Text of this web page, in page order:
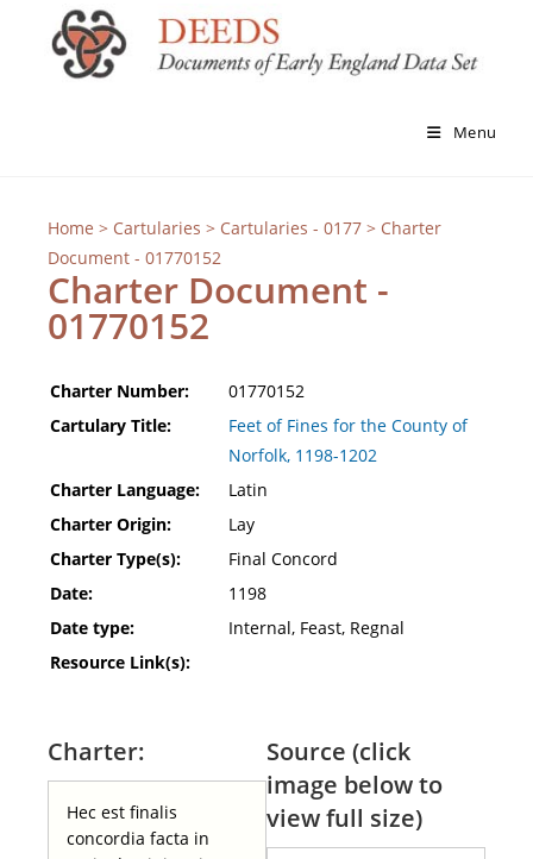
Menu
Home > Cartularies > Cartularies - 0177> Charter
Document - 01770152
Charter Document -
01770152
Charter Number:
01770152
Cartulary Title:
Feet of Fines for the County of
Norfolk, 1198-1202
Charter Language:
Latin
Charter Origin:
Lay
Charter Type(s):
Final Concord
Date:
1198
Date type:
Internal, Feast, Regnal
Resource Link(s):
Charter:
Hec est finalis
concordia facta in
Source (click
image below to
view full size)